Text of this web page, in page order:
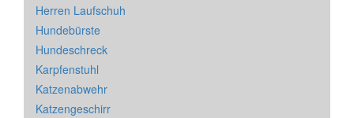
Herren Laufschuh
Hundebürste
Hundeschreck
Karpfenstuhl
Katzenabwehr
Katzengeschirr